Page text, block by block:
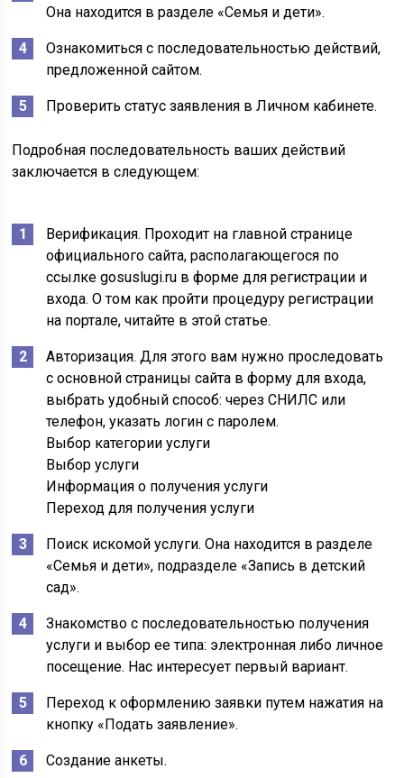
Она находится в разделе «Семья и дети».
Ознакомиться с последовательностью действий,
предложенной сайтом.
Проверить статус заявления в Личном кабинете.
Подробная последовательность ваших действий
заключается в следующем:
Верификация. Проходит на главной странице
официального сайта, располагающегося по
ссылке gosuslugi.ru в форме для регистрации и
входа. О том как пройти процедуру регистрации
на портале, читайте в этой статье.
Авторизация. Для этого вам нужно проследовать
с основной страницы сайта в форму для входа,
выбрать удобный способ: через СНИЛС или
телефон, указать логин с паролем.
Выбор категории услуги
Выбор услуги
Информация о получения услуги
Переход для получения услуги
Поиск искомой услуги. Она находится в разделе
«Семья и дети», подразделе «Запись в детский
сад».
Знакомство с последовательностью получения
услуги и выбор ее типа: электронная либо личное
посещение. Нас интересует первый вариант.
Переход к оформлению заявки путем нажатия на
кнопку «Подать заявление».
Создание анкеты.